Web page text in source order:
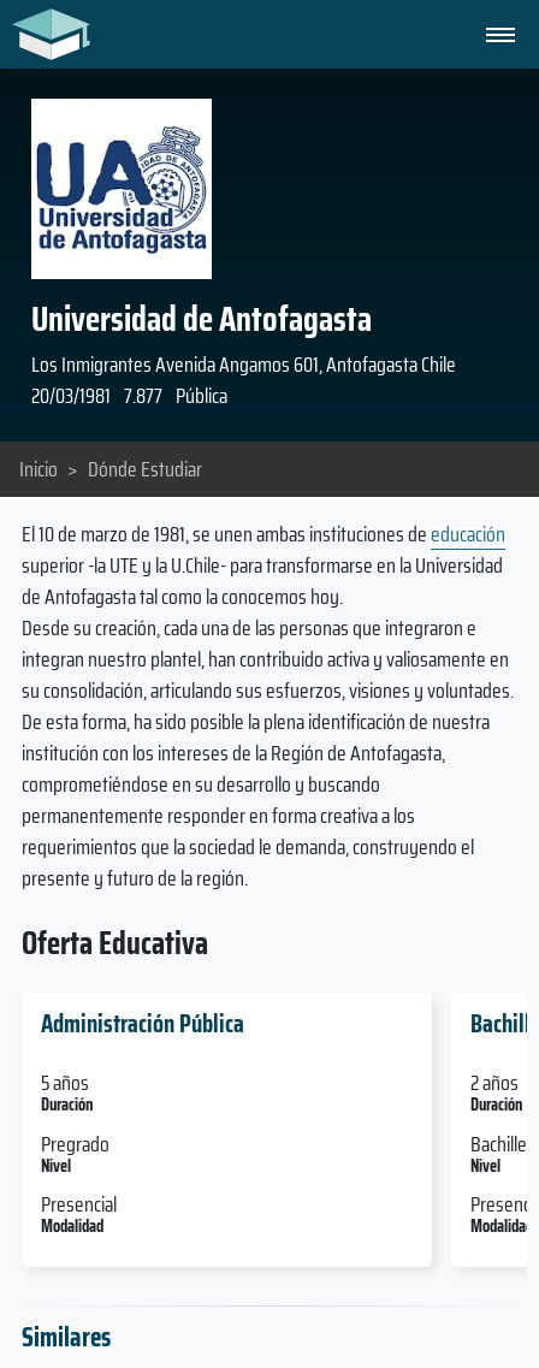
Universidad de Antofagasta
Los Inmigrantes Avenida Angamos 601, Antofagasta Chile
20/03/1981 7.877 Pública
Inicio > Dónde Estudiar
El 10 de marzo de 1981, se unen ambas instituciones deeducación
superior -la UTE y la U.Chile- para transformarse en la Universidad
de Antofagasta tal como la conocemos hoy.
Desde su creación, cada una de las personas que integraron e
integran nuestro plantel, han contribuido activa y valiosamente en
su consolidación, articulando sus esfuerzos, visiones y voluntades.
De esta forma, ha sido posible la plena identificación de nuestra
institución con los intereses de la Región de Antofagasta,
comprometiéndose en su desarrollo y buscando
permanentemente responder en forma creativa a los
requerimientos que la sociedad le demanda, construyendo el
presente y futuro de la región.
Oferta Educativa
Administración Pública
5 años
Duración
Pregrado
Nivel
Presencial
Modalidad
2 años
Duración
Nivel
Modalidad
Similares